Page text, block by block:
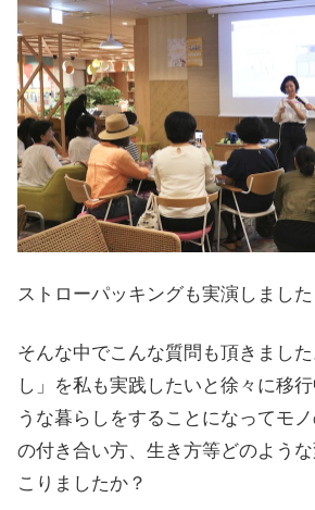
ストローパッキングも実演しました
そんな中でこんな質問も頂きまし
し」を私も実践したいと徐々に移
うな暮らしをすることになってモ
の付き合い方、生き方等どのよう
こりましたか？